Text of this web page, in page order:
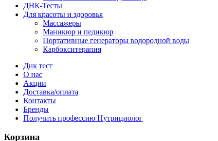
ДНК-Тесты
Для красоты и здоровья
Массажеры
Маникюр и педикюр
Портативные генераторы водородной воды
Карбокситерапия
Днк тест
О нас
Акции
Доставка/оплата
Контакты
Бренды
Получить профессию Нутрициолог
Корзина